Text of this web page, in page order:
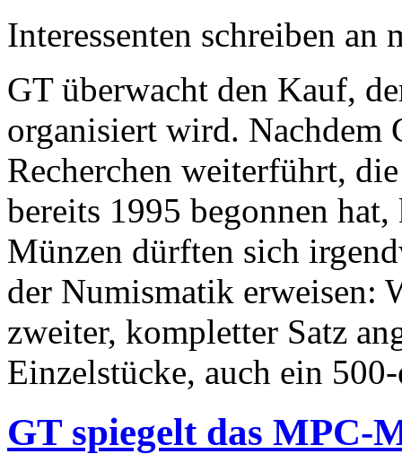
Interessenten schreiben
GT überwacht den Kauf,
organisiert wird. Nachdem
Recherchen weiterführt,
bereits 1995 begonnen
Münzen dürften sich
der Numismatik erweisen:
zweiter, kompletter Satz
Einzelstücke, auch ein
GT spiegelt das MPC-